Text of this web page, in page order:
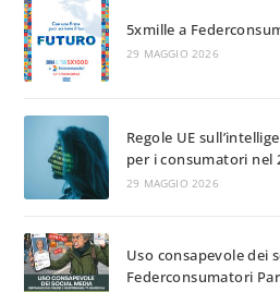
5xmille a
29 MAGGIO 2026
Regole UE
per i consumatori nel
29 MAGGIO 2026
Uso consapevole dei
Federconsumatori